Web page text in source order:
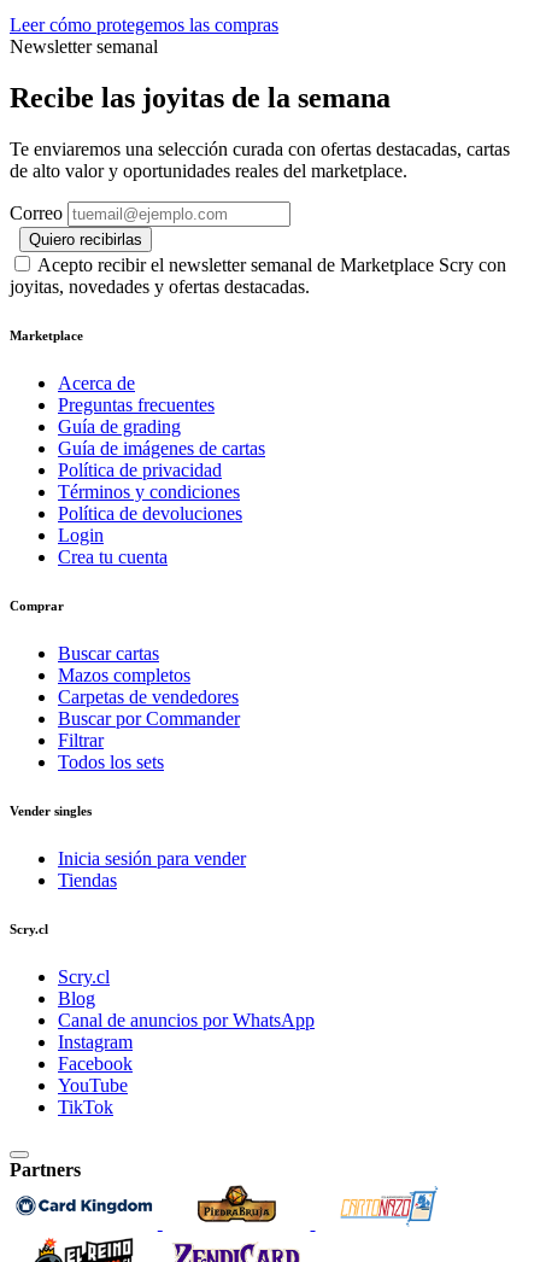
Leer cómo protegemos las compras
Newsletter semanal
Recibe las joyitas de la semana
Te enviaremos una selección curada con ofertas destacadas, cartas
de alto valor y oportunidades reales del marketplace.
Correo
Quiero recibirlas
Acepto recibir el newsletter semanal de Marketplace Scry con
joyitas, novedades y ofertas destacadas.
Marketplace
Acerca de
Preguntas frecuentes
Guía de grading
Guía de imágenes de cartas
Política de privacidad
Términos y condiciones
Política de devoluciones
Login
Crea tu cuenta
Comprar
Buscar cartas
Mazos completos
Carpetas de vendedores
Buscar por Commander
Filtrar
Todos los sets
Vender singles
Inicia sesión para vender
Tiendas
Scry.cl
Scry.cl
Blog
Canal de anuncios por WhatsApp
Instagram
Facebook
YouTube
TikTok
Partners